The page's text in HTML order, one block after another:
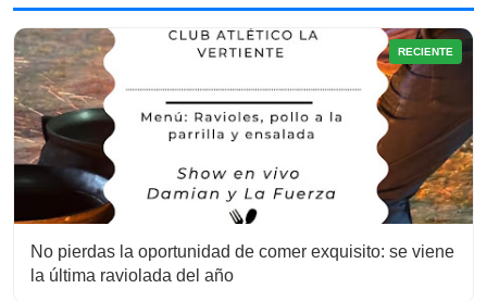
RECIENTE
No pierdas la oportunidad de comer exquisito: se viene
la última raviolada del año